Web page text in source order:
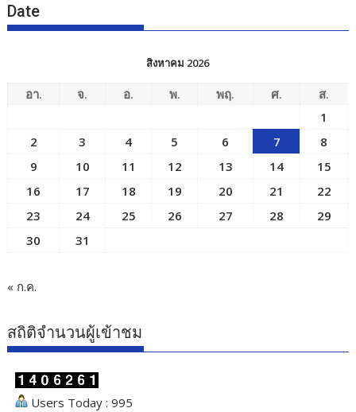
Date
สิงหาคม 2026
อา. จ. อ. พ. พฤ. ศ.
ส.
1
2
3 4 5 6 7
8
9
10 11 12 13 14
15
16
17 18 19 20 21
22
23
24 25 26 27 28
29
30
31
« ก.ค.
สถิติจำนวนผู้เข้าชม
Users Today : 995